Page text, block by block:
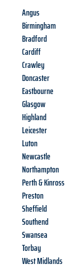
Angus
Birmingham
Bradford
Cardiff
Crawley
Doncaster
Eastbourne
Glasgow
Highland
Leicester
Luton
Newcastle
Northampton
Perth & Kinross
Preston
Sheffield
Southend
Swansea
Torbay
West Midlands